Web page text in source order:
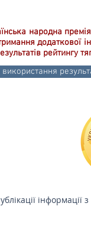
народна
рейтингу
інформації